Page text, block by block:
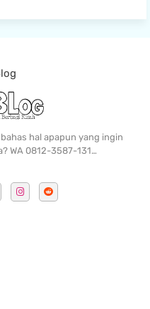
hal apapun yang ingin
WA 0812-3587-131…